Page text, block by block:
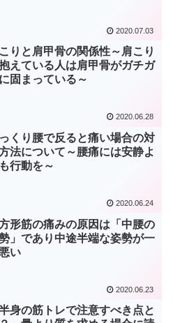
2020.07.03
りと肩甲骨の関係性～肩こり
えている人は肩甲骨がガチガ
固まっている～
2020.06.28
くり腰で反ると痛い場合の対
法について～腰痛には安静よ
行動を～
2020.06.24
形筋の痛みの原因は「中腰の
」であり中途半端な姿勢が一
い
2020.06.23
身の筋トレで注意すべき点と